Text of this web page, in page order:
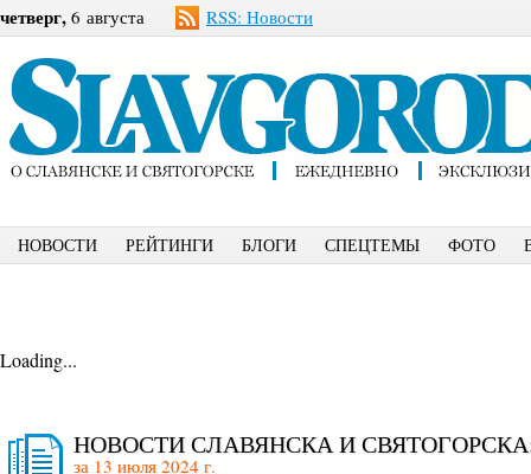
четверг, 6 августа RSS: Новости
НОВОСТИ РЕЙТИНГИ БЛОГИ СПЕЦТЕМЫ ФОТО
Loading...
НОВОСТИ СЛАВЯНСКА И
за 13 июля 2024 г.